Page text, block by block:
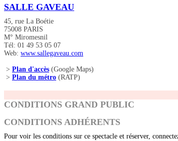
SALLE GAVEAU
45, rue La Boétie
75008 PARIS
M° Miromesnil
Tél: 01 49 53 05 07
Web: www.sallegaveau.com
> Plan d'accès (Google Maps)
> Plan du métro (RATP)
CONDITIONS GRAND PUBLIC
CONDITIONS ADHÉRENTS
Pour voir les conditions sur ce spectacle et réserver,